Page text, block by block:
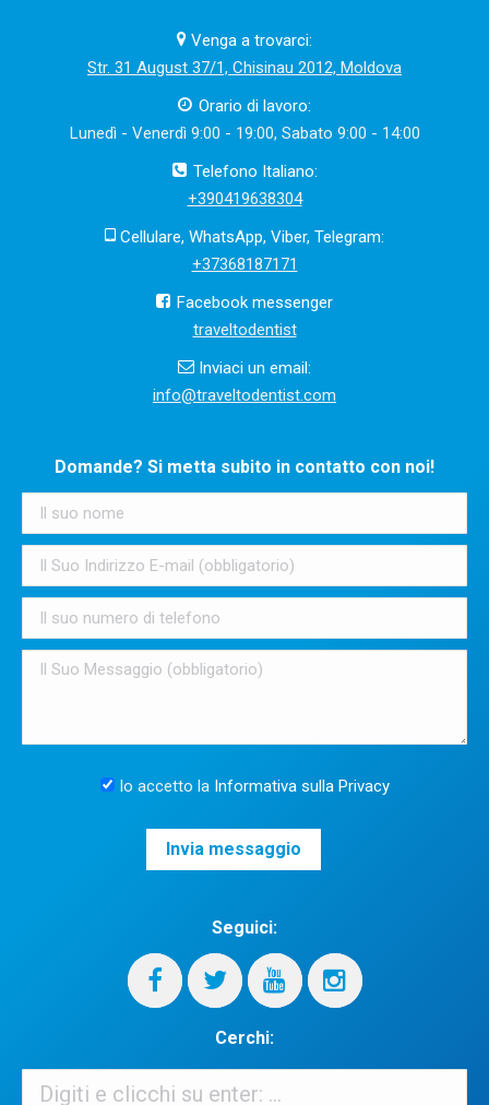
Venga a trovarci:
Str. 31 August 37/1, Chisinau 2012, Moldova
Orario di lavoro:
Lunedì - Venerdì 9:00 - 19:00, Sabato 9:00 - 14:00
Telefono Italiano:
+390419638304
Cellulare, WhatsApp, Viber, Telegram:
+37368187171
Facebook messenger
traveltodentist
Inviaci un email:
info@traveltodentist.com
Domande? Si metta subito in contatto con noi!
Io accetto la Informativa sulla Privacy
Seguici:
Cerchi:
Cerchi: